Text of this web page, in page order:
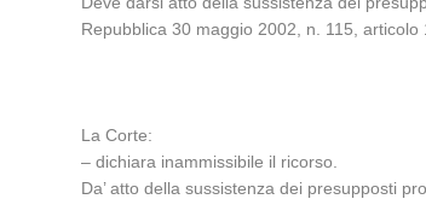
Repubblica 30 maggio 2002, n. 115, articolo
La Corte:
– dichiara inammissibile il ricorso.
Da’ atto della sussistenza dei presupposti